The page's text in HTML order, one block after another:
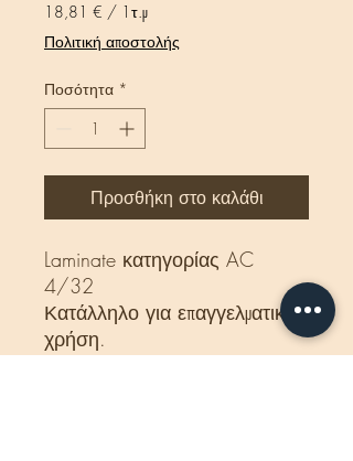
18,81 € / 1τ.μ
18,81 €
ανά
Τετραγωνικό
μέτρο
Πολιτική αποστολής
Ποσότητα *
Προσθήκη στο καλάθι
Laminate κατηγορίας AC
4/32
Κατάλληλο για επαγγελματική
χρήση.